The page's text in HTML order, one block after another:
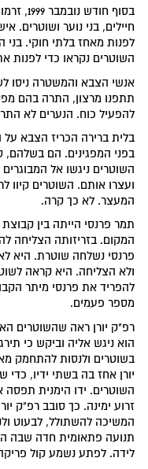
בסוף
חיילים, בני נוער ושוטרים.
לפנות מאחז בלתי חוקי. בני
השוטרים נקראו כדי לפנות
אנשי הצבא והמשטרה ניסו
תתפנו מרצון, התרה בהם
להפעיל כוח. הנערים לא
בלית ברירה הכריז הצבא על
בפני המפגינים. הם בשלהם,
השוטרים ניגשו אל
ועצרו אותם. השוטרים קיוו
המעצר. לא כך קרה.
תמר פרנסי הייתה בין
המקום. בזריזותה הצליחה
פרנסי נשלחה שוטרת. היא
ולא הצליחה. היא קראה
להפריד את פרנסי מיתר
מספר פעמים.
רפ"ק יורן ראה שהשוטרים
הוא ניגש אליה וביקש כי
בשוטרים ולנסות להתחמק
יורן אחז בה בשתי ידיו,
השוטרים. ידו הימנית
זרוע ימינה. כך סובב רפ"ק
המשיכה להשתולל, לבעוט
תנועה פתאומית חדה שבה
לידה. לפתע נשמע קול